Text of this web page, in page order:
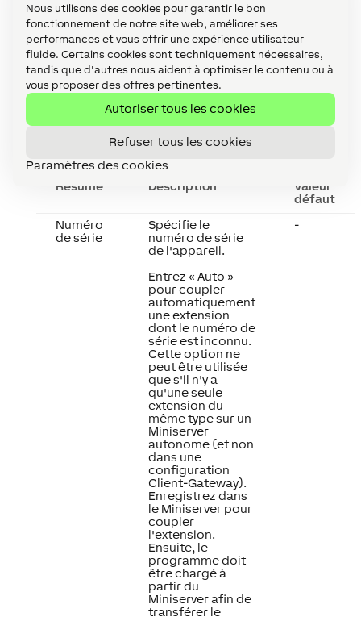
Nous utilisons des cookies pour garantir le bon
fonctionnement de notre site web, améliorer ses
performances et vous offrir une expérience utilisateur
fluide. Certains cookies sont techniquement nécessaires,
tandis que d'autres nous aident à optimiser le contenu ou à
vous proposer des offres pertinentes.
Autoriser tous les cookies
Refuser tous les cookies
Paramètres des cookies
Propriétés↑
Résumé Description
Valeur
défaut
Numéro
de série
Spécifie le
numéro de série
de l'appareil.
Entrez « Auto »
pour coupler
automatiquement
une extension
dont le numéro de
série est inconnu.
Cette option ne
peut être utilisée
que s'il n'y a
qu'une seule
extension du
même type sur un
Miniserver
autonome (et non
dans une
configuration
Client-Gateway).
Enregistrez dans
le Miniserver pour
coupler
l'extension.
Ensuite, le
programme doit
être chargé à
partir du
Miniserver afin de
transférer le
-